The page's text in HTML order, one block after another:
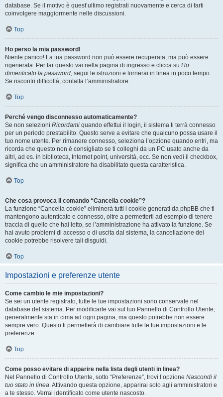
database. Se il motivo è quest’ultimo registrati nuovamente e cerca di farti
coinvolgere maggiormente nelle discussioni.
Top
Ho perso la mia password!
Niente panico! La tua password non può essere recuperata, ma può essere
rigenerata. Per far questo vai nella pagina di ingresso e clicca su Ho
dimenticato la password, segui le istruzioni e tornerai in linea in poco tempo.
Se riscontri difficoltà, contatta l’amministratore.
Top
Perché vengo disconnesso automaticamente?
Se non selezioni Ricordami quando effettui il login, il sistema ti terrà connesso
per un periodo prestabilito. Questo serve a evitare che qualcuno possa usare il
tuo nome utente. Per rimanere connesso, seleziona l’opzione quando entri, ma
ricorda che questo non è consigliato se ti colleghi da un PC usato anche da
altri, ad es. in biblioteca, Internet point, università, ecc. Se non vedi il checkbox,
significa che un amministratore ha disabilitato questa caratteristica.
Top
Che cosa provoca il comando “Cancella cookie”?
La funzione “Cancella cookie” eliminerà tutti i cookie generati da phpBB che ti
mantengono autenticato e connesso, oltre a permetterti ad esempio di tenere
traccia di quello che hai letto, se l’amministrazione ha attivato la funzione. Se
hai avuto problemi di accesso o di uscita dal sistema, la cancellazione dei
cookie potrebbe risolvere tali disguidi.
Top
Impostazioni e preferenze utente
Come cambio le mie impostazioni?
Se sei un utente registrato, tutte le tue impostazioni sono conservate nel
database del sistema. Per modificarle vai sul tuo Pannello di Controllo Utente;
generalmente sta in cima ad ogni pagina, ma questo potrebbe non essere
sempre vero. Questo ti permetterà di cambiare tutte le tue impostazioni e le
preferenze.
Top
Come posso evitare di apparire nella lista degli utenti in linea?
Nel Pannello di Controllo Utente, sotto “Preferenze”, trovi l’opzione Nascondi il
tuo stato in linea. Attivando questa opzione, apparirai solo agli amministratori e
a te stesso. Verrai identificato come utente nascosto.